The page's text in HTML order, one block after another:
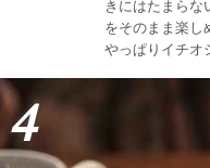
きにはたまらな
をそのまま楽し
やっぱりイチオ
4